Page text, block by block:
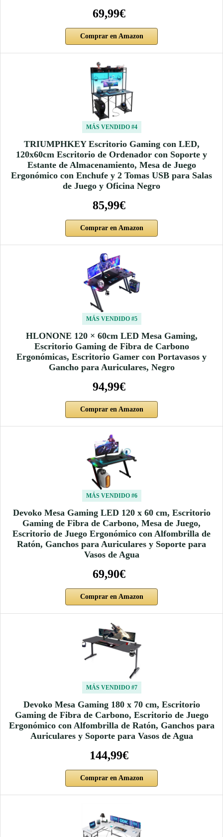
69,99€
Comprar en Amazon
MÁS VENDIDO #4
TRIUMPHKEY Escritorio Gaming con LED,
120x60cm Escritorio de Ordenador con Soporte y
Estante de Almacenamiento, Mesa de Juego
Ergonómico con Enchufe y 2 Tomas USB para Salas
de Juego y Oficina Negro
85,99€
Comprar en Amazon
MÁS VENDIDO #5
HLONONE 120 × 60cm LED Mesa Gaming,
Escritorio Gaming de Fibra de Carbono
Ergonómicas, Escritorio Gamer con Portavasos y
Gancho para Auriculares, Negro
94,99€
Comprar en Amazon
MÁS VENDIDO #6
Devoko Mesa Gaming LED 120 x 60 cm, Escritorio
Gaming de Fibra de Carbono, Mesa de Juego,
Escritorio de Juego Ergonómico con Alfombrilla de
Ratón, Ganchos para Auriculares y Soporte para
Vasos de Agua
69,90€
Comprar en Amazon
MÁS VENDIDO #7
Devoko Mesa Gaming 180 x 70 cm, Escritorio
Gaming de Fibra de Carbono, Escritorio de Juego
Ergonómico con Alfombrilla de Ratón, Ganchos para
Auriculares y Soporte para Vasos de Agua
144,99€
Comprar en Amazon